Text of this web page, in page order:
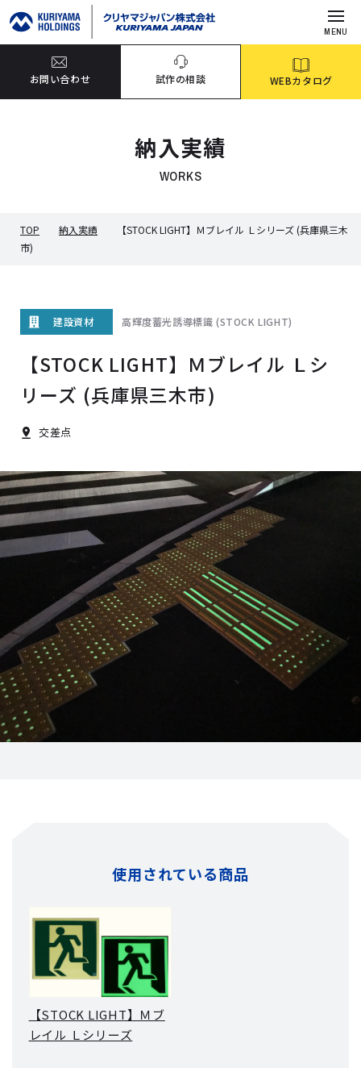
MENU
お問い合わせ 試作の相談 WEBカタログ
納入実績
WORKS
TOP 納入実績
【STOCK LIGHT】Ｍブレイル Ｌシリーズ (兵庫県三木
市)
建設資材 高輝度蓄光誘導標識 (STOCK LIGHT)
【STOCK LIGHT】Ｍブレイル Ｌシ
リーズ (兵庫県三木市)
交差点
使用されている商品
【STOCK LIGHT】Ｍブ
レイル Ｌシリーズ